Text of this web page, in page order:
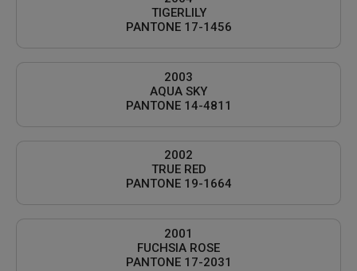
TIGERLILY
PANTONE 17-1456
2003
AQUA SKY
PANTONE 14-4811
2002
TRUE RED
PANTONE 19-1664
2001
FUCHSIA ROSE
PANTONE 17-2031